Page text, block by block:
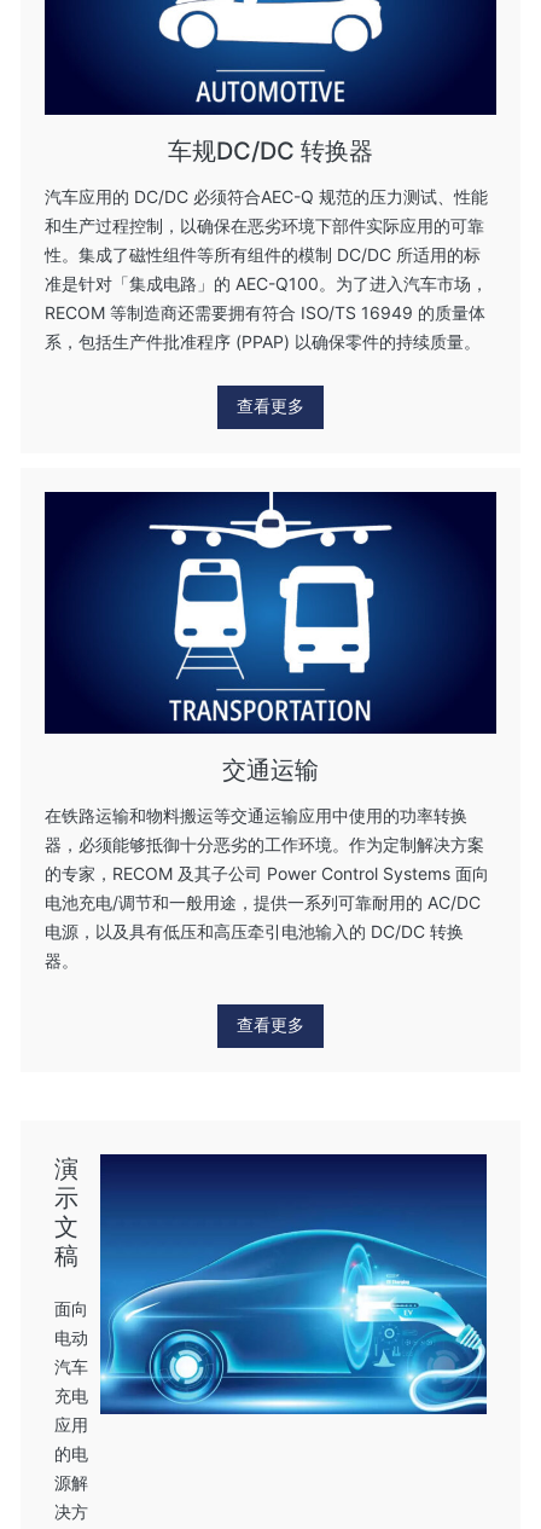
车规DC/DC 转换器
汽车应用的 DC/DC 必须符合AEC-Q 规范的压力测试、性能
和生产过程控制，以确保在恶劣环境下部件实际应用的可靠
性。集成了磁性组件等所有组件的模制 DC/DC 所适用的标
准是针对「集成电路」的 AEC-Q100。为了进入汽车市场，
RECOM 等制造商还需要拥有符合 ISO/TS 16949 的质量体
系，包括生产件批准程序 (PPAP) 以确保零件的持续质量。
查看更多
交通运输
在铁路运输和物料搬运等交通运输应用中使用的功率转换
器，必须能够抵御十分恶劣的工作环境。作为定制解决方案
的专家，RECOM 及其子公司 Power Control Systems 面向
电池充电/调节和一般用途，提供一系列可靠耐用的 AC/DC
电源，以及具有低压和高压牵引电池输入的 DC/DC 转换
器。
查看更多
演
示
文
稿
面向
电动
汽车
充电
应用
的电
源解
决方